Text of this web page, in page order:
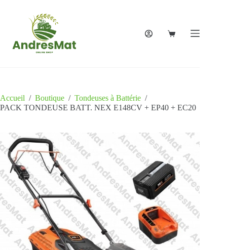
Accueil / Boutique / Tondeuses à Battérie /
PACK TONDEUSE BATT. NEX E148CV + EP40 + EC20